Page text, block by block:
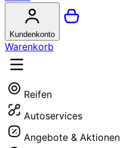
Kundenkonto
Warenkorb
Reifen
Autoservices
Angebote & Aktionen